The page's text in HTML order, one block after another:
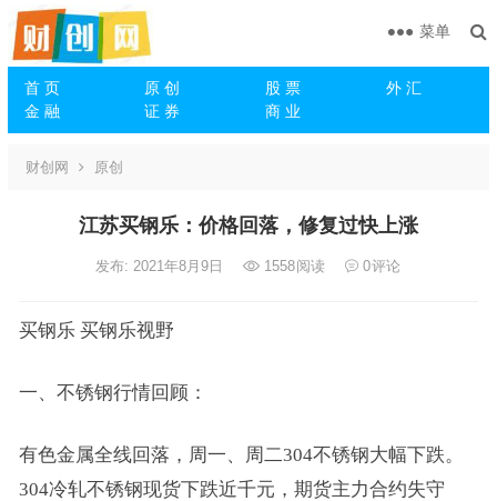
首 页 原 创 股 票
外 汇
金 融
证 券 商 业
菜单
财创网 原创
江苏买钢乐：价格回落，修复过快上涨
发布: 2021年8月9日 1558阅读 0评论
买钢乐 买钢乐视野
一、不锈钢行情回顾：
有色金属全线回落，周一、周二304不锈钢大幅下跌。
304冷轧不锈钢现货下跌近千元，期货主力合约失守